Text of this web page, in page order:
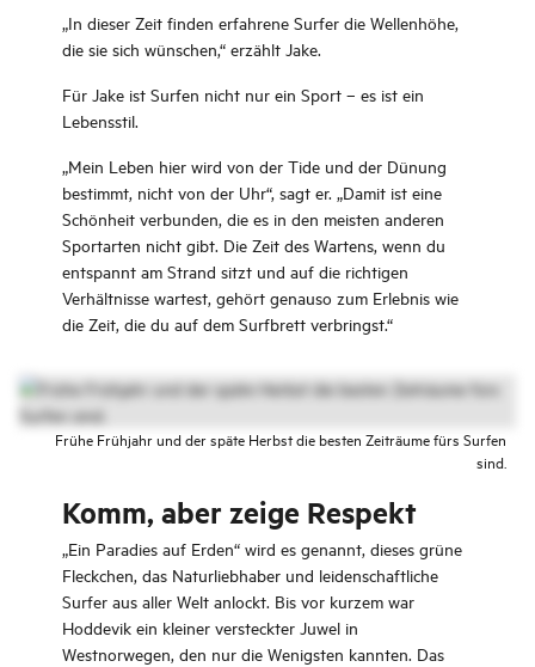
„In dieser Zeit finden erfahrene Surfer die Wellenhöhe,
die sie sich wünschen,“ erzählt Jake.
Für Jake ist Surfen nicht nur ein Sport – es ist ein
Lebensstil.
„Mein Leben hier wird von der Tide und der Dünung
bestimmt, nicht von der Uhr“, sagt er. „Damit ist eine
Schönheit verbunden, die es in den meisten anderen
Sportarten nicht gibt. Die Zeit des Wartens, wenn du
entspannt am Strand sitzt und auf die richtigen
Verhältnisse wartest, gehört genauso zum Erlebnis wie
die Zeit, die du auf dem Surfbrett verbringst.“
Frühe Frühjahr und der späte Herbst die besten Zeiträume fürs Surfen
sind.
Komm, aber zeige Respekt
„Ein Paradies auf Erden“ wird es genannt, dieses grüne
Fleckchen, das Naturliebhaber und leidenschaftliche
Surfer aus aller Welt anlockt. Bis vor kurzem war
Hoddevik ein kleiner versteckter Juwel in
Westnorwegen, den nur die Wenigsten kannten. Das